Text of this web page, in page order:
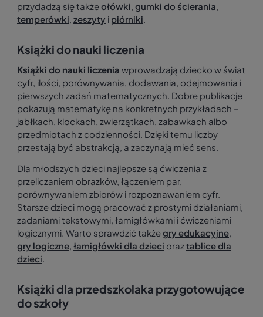
przydadzą się takżeołówki, gumki do ścierania,
temperówki, zeszyty i piórniki.
Książki do nauki liczenia
Książki do nauki liczenia wprowadzają dziecko w świat
cyfr, ilości, porównywania, dodawania, odejmowania i
pierwszych zadań matematycznych. Dobre publikacje
pokazują matematykę na konkretnych przykładach –
jabłkach, klockach, zwierzątkach, zabawkach albo
przedmiotach z codzienności. Dzięki temu liczby
przestają być abstrakcją, a zaczynają mieć sens.
Dla młodszych dzieci najlepsze są ćwiczenia z
przeliczaniem obrazków, łączeniem par,
porównywaniem zbiorów i rozpoznawaniem cyfr.
Starsze dzieci mogą pracować z prostymi działaniami,
zadaniami tekstowymi, łamigłówkami i ćwiczeniami
logicznymi. Warto sprawdzić takżegry edukacyjne,
gry logiczne, łamigłówki dla dzieci oraztablice dla
dzieci.
Książki dla przedszkolaka przygotowujące
do szkoły